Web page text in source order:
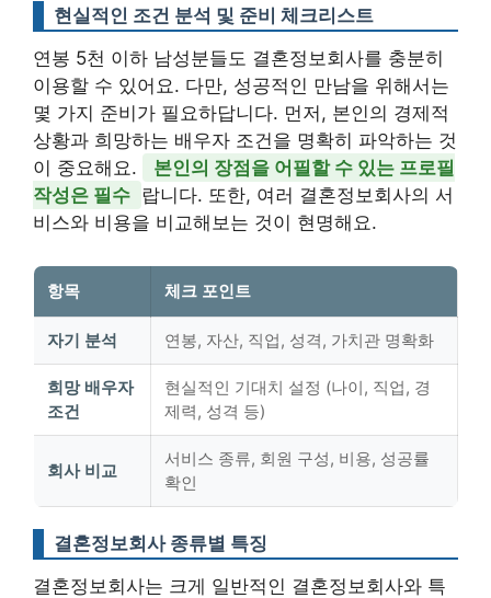
현실적인 조건 분석 및 준비 체크리스트
연봉 5천 이하 남성분들도 결혼정보회사를 충분히
이용할 수 있어요. 다만, 성공적인 만남을 위해서는
몇 가지 준비가 필요하답니다. 먼저, 본인의 경제적
상황과 희망하는 배우자 조건을 명확히 파악하는 것
이 중요해요.
본인의 장점을 어필할 수 있는 프로필
작성은 필수 랍니다. 또한, 여러 결혼정보회사의 서
비스와 비용을 비교해보는 것이 현명해요.
항목 체크 포인트
자기 분석 연봉, 자산, 직업, 성격, 가치관 명확화
희망 배우자
조건
현실적인 기대치 설정 (나이, 직업, 경
제력, 성격 등)
회사 비교
서비스 종류, 회원 구성, 비용, 성공률
확인
결혼정보회사 종류별 특징
결혼정보회사는 크게 일반적인 결혼정보회사와 특